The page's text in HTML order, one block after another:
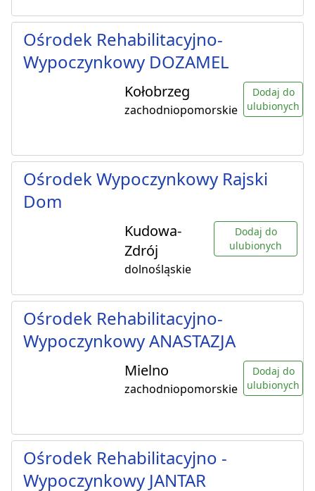
Ośrodek Rehabilitacyjno-
Wypoczynkowy DOZAMEL
Kołobrzeg
zachodniopomorskie
Dodaj do
ulubionych
Ośrodek Wypoczynkowy Rajski
Dom
Kudowa-
Zdrój
dolnośląskie
Dodaj do
ulubionych
Ośrodek Rehabilitacyjno-
Wypoczynkowy ANASTAZJA
Mielno
zachodniopomorskie
Dodaj do
ulubionych
Ośrodek Rehabilitacyjno -
Wypoczynkowy JANTAR